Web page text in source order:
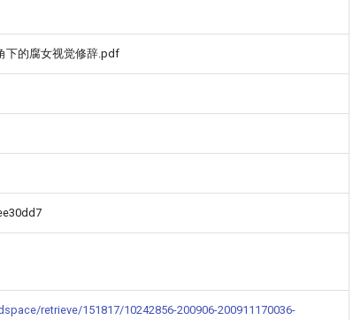
下的腐女视觉修辞.pdf
retrieve/151817/10242856-200906-200911170036-